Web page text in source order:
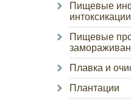
Пищевые
интоксикации
Пищевые
Плавка и
Плантации